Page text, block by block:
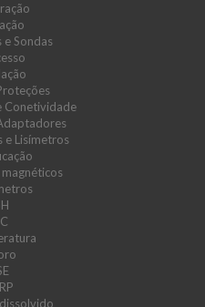
Sondas
Conetividade
e Lisímetros